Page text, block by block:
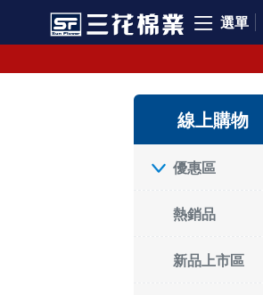
選單
線上購物
優惠區
熱銷品
新品上市區